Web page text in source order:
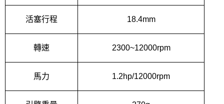
活塞行程 18.4mm
轉速 2300~12000rpm
馬力 1.2hp/12000rpm